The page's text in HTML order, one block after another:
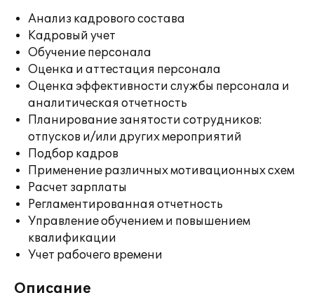
Анализ кадрового состава
Кадровый учет
Обучение персонала
Оценка и аттестация персонала
Оценка эффективности службы персонала и
аналитическая отчетность
Планирование занятости сотрудников:
отпусков и/или других мероприятий
Подбор кадров
Применение различных мотивационных схем
Расчет зарплаты
Регламентированная отчетность
Управление обучением и повышением
квалификации
Учет рабочего времени
Описание